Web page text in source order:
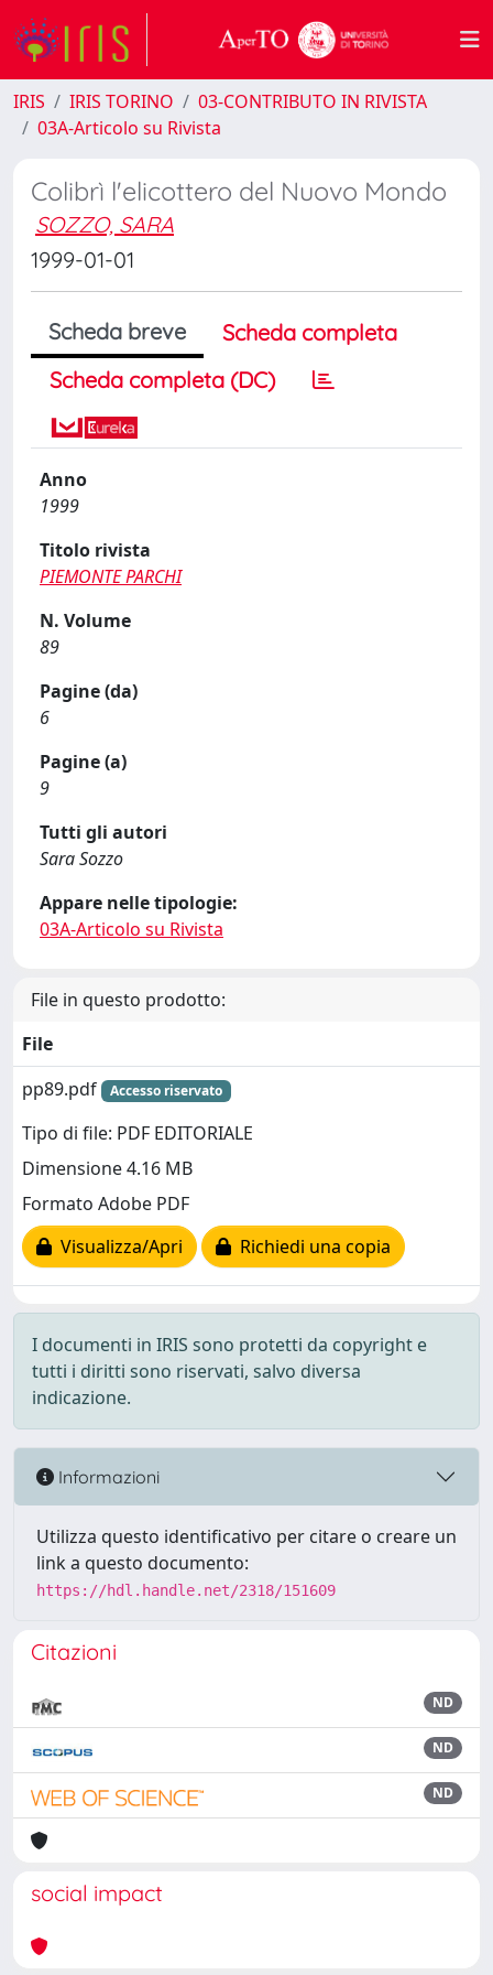
IRIS IRIS TORINO
03-CONTRIBUTO IN RIVISTA
03A-Articolo su Rivista
Colibrì l'elicottero del Nuovo Mondo
SOZZO, SARA
1999-01-01
Scheda breve
Scheda completa
Scheda completa (DC)
Anno
1999
Titolo rivista
PIEMONTE PARCHI
N. Volume
89
Pagine (da)
6
Pagine (a)
9
Tutti gli autori
Sara Sozzo
Appare nelle tipologie:
03A-Articolo su Rivista
File in questo prodotto:
File
pp89.pdf
Accesso riservato
Tipo di file: PDF EDITORIALE
Dimensione 4.16 MB
Formato Adobe PDF
Visualizza/Apri
Richiedi una copia
I documenti in IRIS sono protetti da copyright e
tutti i diritti sono riservati, salvo diversa
indicazione.
Informazioni
Utilizza questo identificativo per citare o creare un
link a questo documento:
https://hdl.handle.net/2318/151609
Citazioni
ND
ND
ND
social impact